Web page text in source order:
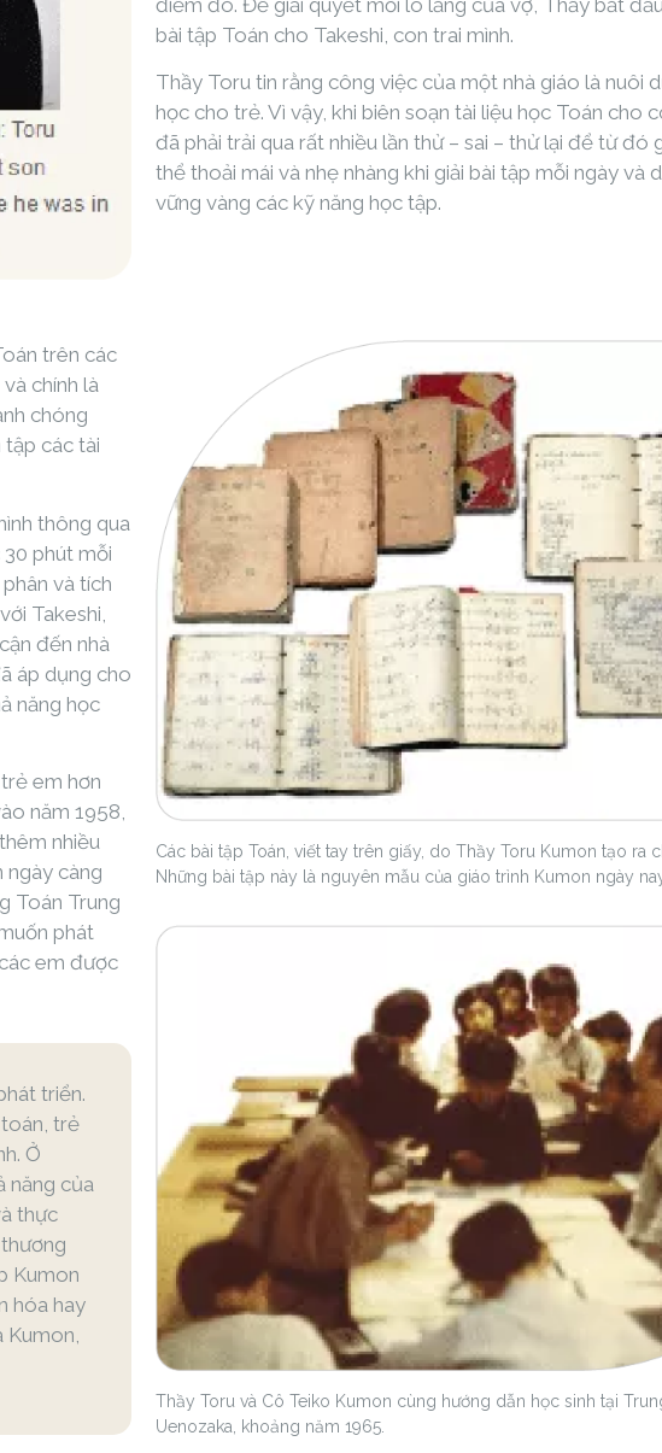
bài tập Toán cho Takeshi, con trai mình.
Thầy Toru tin rằng công việc của một nhà giáo là nuôi
học cho trẻ. Vì vậy, khi biên soạn tài liệu học Toán cho
đã phải trải qua rất nhiều lần thử – sai – thử lại để từ đó
thể thoải mái và nhẹ nhàng khi giải bài tập mỗi ngày và
vững vàng các kỹ năng học tập.
trên các
chính là
chóng
tập các tài
thông qua
phút mỗi
và tích
Takeshi,
đến nhà
áp dụng cho
năng học
em hơn
năm 1958,
nhiều
ngày càng
Toán Trung
phát
em được
triển.
trẻ
Ở
năng của
thực
Kumon
hóa hay
Kumon,
Các bài tập Toán, viết tay trên giấy, do Thầy Toru Kumon tạo ra
Những bài tập này là nguyên mẫu của giáo trình Kumon ngày
Thầy Toru và Cô Teiko Kumon cùng hướng dẫn học sinh tại
Uenozaka, khoảng năm 1965.